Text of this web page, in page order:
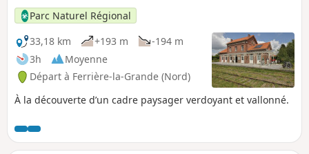
Parc Naturel Régional
33,18 km
+193 m
-194 m
3h
Moyenne
Départ à Ferrière-la-Grande (Nord)
À la découverte d’un cadre paysager verdoyant et vallonné.